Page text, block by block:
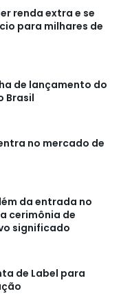
renda extra e se
para milhares de
de lançamento do
Brasil
no mercado de
da entrada no
cerimônia de
significado
de Label para